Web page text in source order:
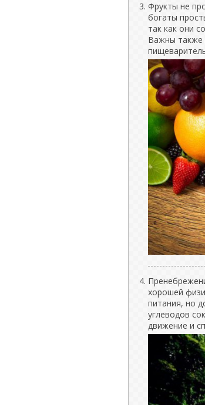
Фрукты не
богаты
так как они
Важны также
хорошей
питания, но
углеводов
движение и